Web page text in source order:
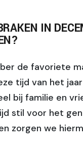
IN
de favoriete
tijd van het
bij familie en
stil voor het
zorgen we